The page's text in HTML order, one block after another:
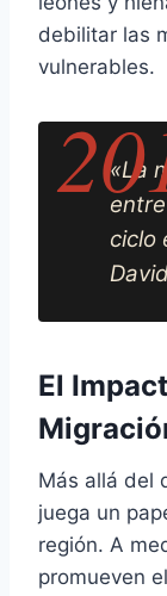
debilitar las
vulnerables.
«La
ciclo
El
Más allá del
juega un
región. A
promueven